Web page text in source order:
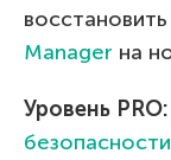
Manager на
Уровень PRO: